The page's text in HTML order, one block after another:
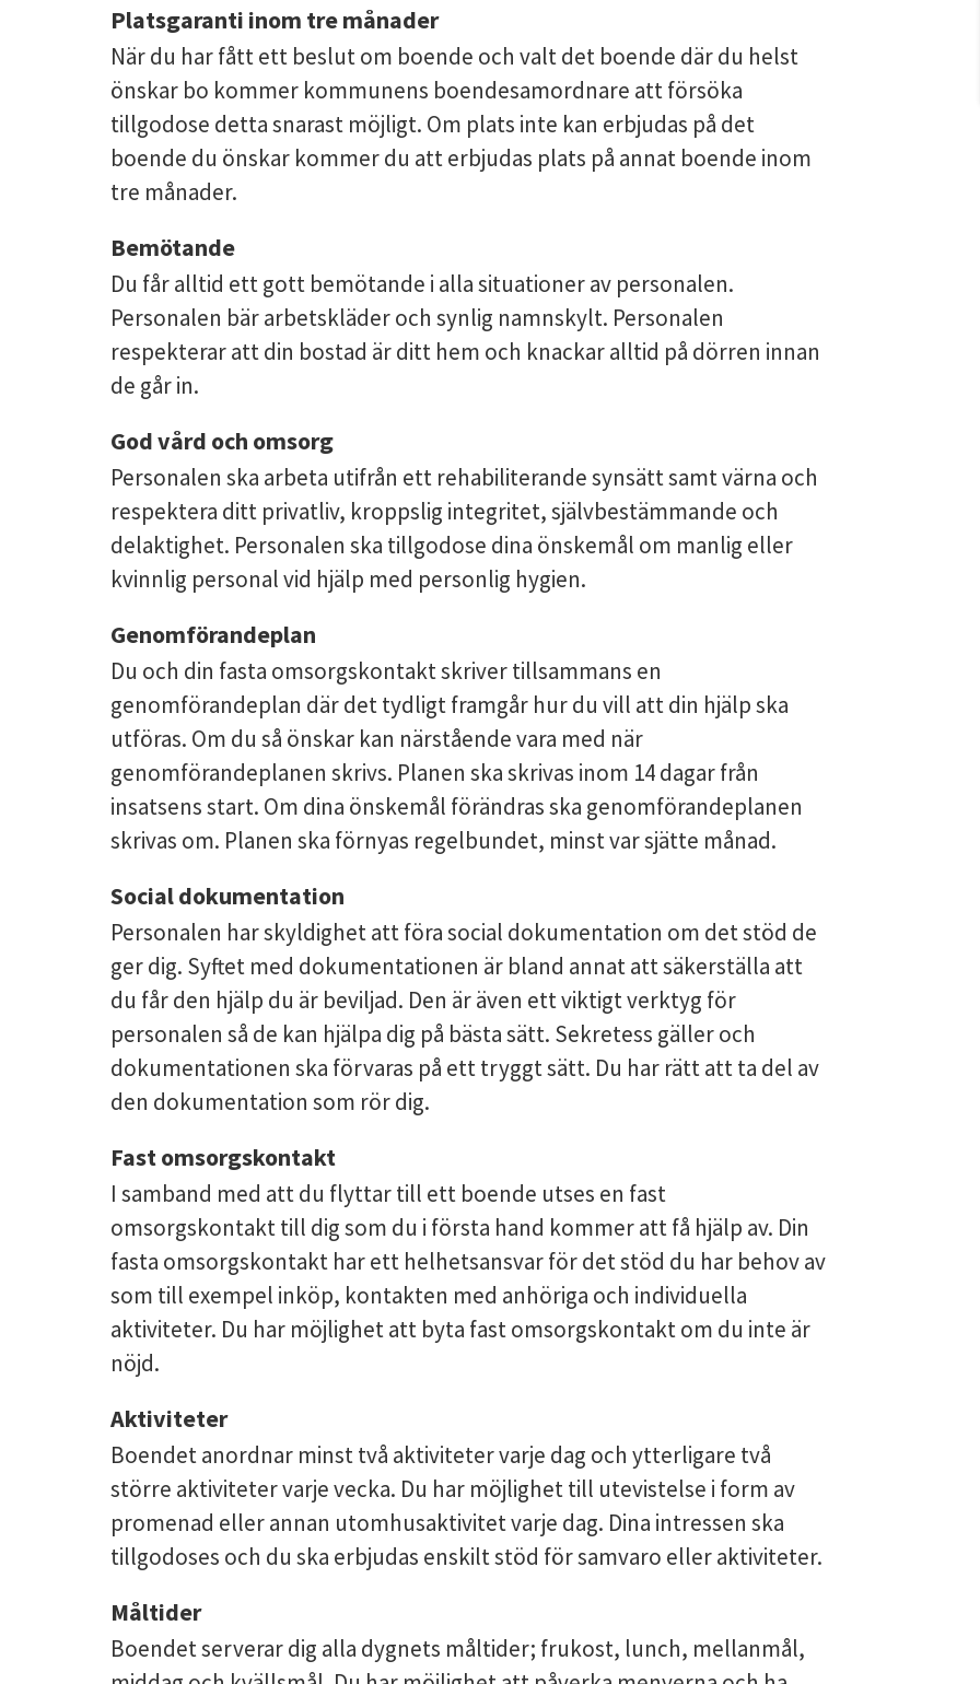
Platsgaranti inom tre månader
När du har fått ett beslut om boende och valt det boende där du helst
önskar bo kommer kommunens boendesamordnare att försöka
tillgodose detta snarast möjligt. Om plats inte kan erbjudas på det
boende du önskar kommer du att erbjudas plats på annat boende inom
tre månader.
Bemötande
Du får alltid ett gott bemötande i alla situationer av personalen.
Personalen bär arbetskläder och synlig namnskylt. Personalen
respekterar att din bostad är ditt hem och knackar alltid på dörren innan
de går in.
God vård och omsorg
Personalen ska arbeta utifrån ett rehabiliterande synsätt samt värna och
respektera ditt privatliv, kroppslig integritet, självbestämmande och
delaktighet. Personalen ska tillgodose dina önskemål om manlig eller
kvinnlig personal vid hjälp med personlig hygien.
Genomförandeplan
Du och din fasta omsorgskontakt skriver tillsammans en
genomförandeplan där det tydligt framgår hur du vill att din hjälp ska
utföras. Om du så önskar kan närstående vara med när
genomförandeplanen skrivs. Planen ska skrivas inom 14 dagar från
insatsens start. Om dina önskemål förändras ska genomförandeplanen
skrivas om. Planen ska förnyas regelbundet, minst var sjätte månad.
Social dokumentation
Personalen har skyldighet att föra social dokumentation om det stöd de
ger dig. Syftet med dokumentationen är bland annat att säkerställa att
du får den hjälp du är beviljad. Den är även ett viktigt verktyg för
personalen så de kan hjälpa dig på bästa sätt. Sekretess gäller och
dokumentationen ska förvaras på ett tryggt sätt. Du har rätt att ta del av
den dokumentation som rör dig.
Fast omsorgskontakt
I samband med att du flyttar till ett boende utses en fast
omsorgskontakt till dig som du i första hand kommer att få hjälp av. Din
fasta omsorgskontakt har ett helhetsansvar för det stöd du har behov av
som till exempel inköp, kontakten med anhöriga och individuella
aktiviteter. Du har möjlighet att byta fast omsorgskontakt om du inte är
nöjd.
Aktiviteter
Boendet anordnar minst två aktiviteter varje dag och ytterligare två
större aktiviteter varje vecka. Du har möjlighet till utevistelse i form av
promenad eller annan utomhusaktivitet varje dag. Dina intressen ska
tillgodoses och du ska erbjudas enskilt stöd för samvaro eller aktiviteter.
Måltider
Boendet serverar dig alla dygnets måltider; frukost, lunch, mellanmål,